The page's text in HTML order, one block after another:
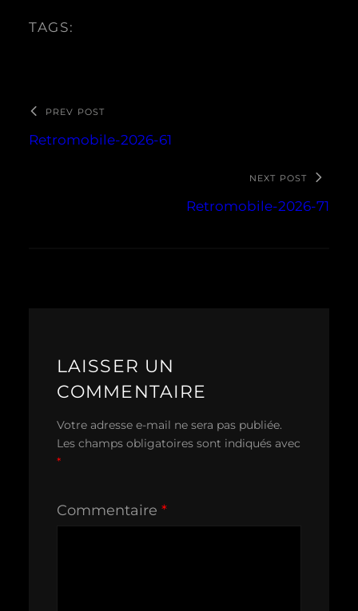
TAGS:
PREV POST
Retromobile-2026-61
NEXT POST
Retromobile-2026-71
LAISSER UN
COMMENTAIRE
Votre adresse e-mail ne sera pas publiée.
Les champs obligatoires sont indiqués avec
*
Commentaire *